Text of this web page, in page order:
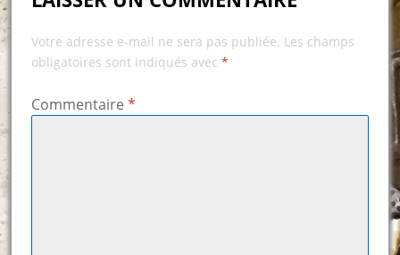
Votre adresse e-mail ne sera pas publiée. Les champs
obligatoires sont indiqués avec *
Commentaire *